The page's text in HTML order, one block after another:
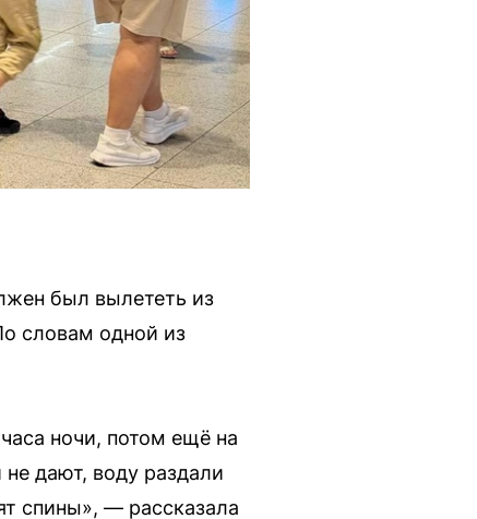
был вылететь из
словам одной из
ночи, потом ещё на
дают, воду раздали
спины», — рассказала